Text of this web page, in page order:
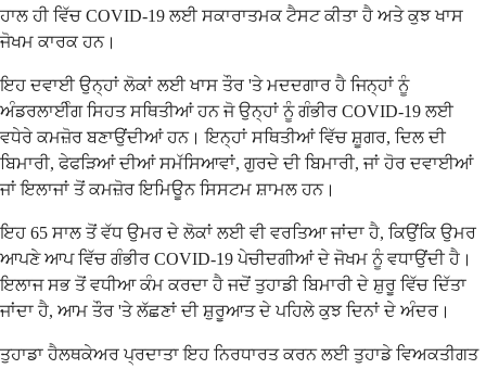
ਹਾਲ ਹੀ ਵਿੱਚ COVID-19 ਲਈ ਸਕਾਰਾਤਮਕ ਟੈਸਟ ਕੀਤਾ ਹੈ ਅਤੇ ਕੁਝ ਖਾਸ
ਜੋਖਮ ਕਾਰਕ ਹਨ।
ਇਹ ਦਵਾਈ ਉਨ੍ਹਾਂ ਲੋਕਾਂ ਲਈ ਖਾਸ ਤੌਰ 'ਤੇ ਮਦਦਗਾਰ ਹੈ ਜਿਨ੍ਹਾਂ ਨੂੰ
ਅੰਡਰਲਾਈੰਗ ਸਿਹਤ ਸਥਿਤੀਆਂ ਹਨ ਜੋ ਉਨ੍ਹਾਂ ਨੂੰ ਗੰਭੀਰ COVID-19 ਲਈ
ਵਧੇਰੇ ਕਮਜ਼ੋਰ ਬਣਾਉਂਦੀਆਂ ਹਨ। ਇਨ੍ਹਾਂ ਸਥਿਤੀਆਂ ਵਿੱਚ ਸ਼ੂਗਰ, ਦਿਲ ਦੀ
ਬਿਮਾਰੀ, ਫੇਫੜਿਆਂ ਦੀਆਂ ਸਮੱਸਿਆਵਾਂ, ਗੁਰਦੇ ਦੀ ਬਿਮਾਰੀ, ਜਾਂ ਹੋਰ ਦਵਾਈਆਂ
ਜਾਂ ਇਲਾਜਾਂ ਤੋਂ ਕਮਜ਼ੋਰ ਇਮਿਊਨ ਸਿਸਟਮ ਸ਼ਾਮਲ ਹਨ।
ਇਹ 65 ਸਾਲ ਤੋਂ ਵੱਧ ਉਮਰ ਦੇ ਲੋਕਾਂ ਲਈ ਵੀ ਵਰਤਿਆ ਜਾਂਦਾ ਹੈ, ਕਿਉਂਕਿ ਉਮਰ
ਆਪਣੇ ਆਪ ਵਿੱਚ ਗੰਭੀਰ COVID-19 ਪੇਚੀਦਗੀਆਂ ਦੇ ਜੋਖਮ ਨੂੰ ਵਧਾਉਂਦੀ ਹੈ।
ਇਲਾਜ ਸਭ ਤੋਂ ਵਧੀਆ ਕੰਮ ਕਰਦਾ ਹੈ ਜਦੋਂ ਤੁਹਾਡੀ ਬਿਮਾਰੀ ਦੇ ਸ਼ੁਰੂ ਵਿੱਚ ਦਿੱਤਾ
ਜਾਂਦਾ ਹੈ, ਆਮ ਤੌਰ 'ਤੇ ਲੱਛਣਾਂ ਦੀ ਸ਼ੁਰੂਆਤ ਦੇ ਪਹਿਲੇ ਕੁਝ ਦਿਨਾਂ ਦੇ ਅੰਦਰ।
ਤੁਹਾਡਾ ਹੈਲਥਕੇਅਰ ਪ੍ਰਦਾਤਾ ਇਹ ਨਿਰਧਾਰਤ ਕਰਨ ਲਈ ਤੁਹਾਡੇ ਵਿਅਕਤੀਗਤ